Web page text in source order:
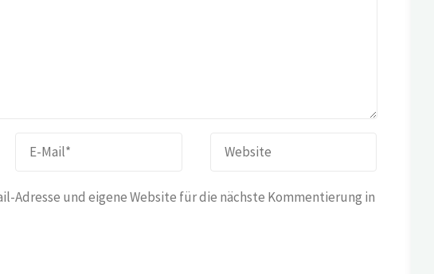
Adresse und eigene Website für die nächste Kommentierung in